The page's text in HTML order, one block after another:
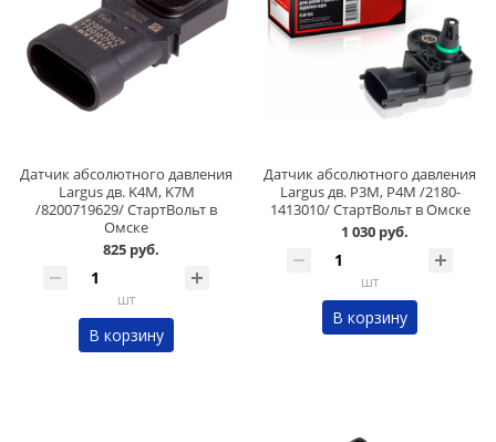
Датчик абсолютного давления
Largus дв. K4M, K7M
/8200719629/ СтартВольт в
Омске
825 руб.
шт
В корзину
Датчик абсолютного давления
Largus дв. P3M, P4M /2180-
1413010/ СтартВольт в Омске
1 030 руб.
шт
В корзину